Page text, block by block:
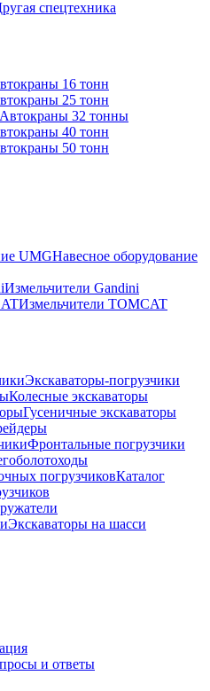
спецтехника
16 тонн
25 тонн
Автокраны 32 тонны
40 тонн
50 тонн
Навесное оборудование
Измельчители Gandini
Измельчители TOMCAT
Экскаваторы-погрузчики
Колесные экскаваторы
Гусеничные экскаваторы
Фронтальные погрузчики
Каталог
Экскаваторы на шасси
и ответы